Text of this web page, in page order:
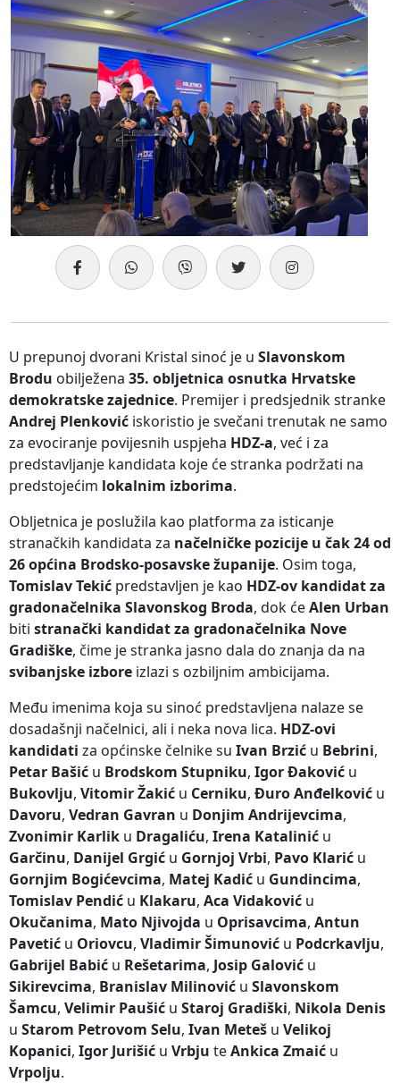
U prepunoj dvorani Kristal sinoć je u Slavonskom
Brodu obilježena 35. obljetnica osnutka Hrvatske
demokratske zajednice. Premijer i predsjednik stranke
Andrej Plenković iskoristio je svečani trenutak ne samo
za evociranje povijesnih uspjeha HDZ-a, već i za
predstavljanje kandidata koje će stranka podržati na
predstojećim lokalnim izborima.
Obljetnica je poslužila kao platforma za isticanje
stranačkih kandidata za načelničke pozicije u čak 24 od
26 općina Brodsko-posavske županije. Osim toga,
Tomislav Tekić predstavljen je kao HDZ-ov kandidat za
gradonačelnika Slavonskog Broda, dok ćeAlen Urban
biti stranački kandidat za gradonačelnika Nove
Gradiške, čime je stranka jasno dala do znanja da na
svibanjske izbore izlazi s ozbiljnim ambicijama.
Među imenima koja su sinoć predstavljena nalaze se
dosadašnji načelnici, ali i neka nova lica. HDZ-ovi
kandidati za općinske čelnike su Ivan Brzić u Bebrini,
Petar Bašić u Brodskom Stupniku, Igor Đaković u
Bukovlju, Vitomir Žakić u Cerniku, Đuro Anđelković u
Davoru, Vedran Gavran u Donjim Andrijevcima,
Zvonimir Karlik u Dragaliću, Irena Katalinić u
Garčinu, Danijel Grgić u Gornjoj Vrbi, Pavo Klarić u
Gornjim Bogićevcima, Matej Kadić u Gundincima,
Tomislav Pendić u Klakaru, Aca Vidaković u
Okučanima, Mato Njivojda u Oprisavcima, Antun
Pavetić u Oriovcu, Vladimir Šimunović u Podcrkavlju,
Gabrijel Babić u Rešetarima, Josip Galović u
Sikirevcima, Branislav Milinović u Slavonskom
Šamcu, Velimir Paušić u Staroj Gradiški, Nikola Denis
u Starom Petrovom Selu, Ivan Meteš u Velikoj
Kopanici, Igor Jurišić u Vrbju teAnkica Zmaić u
Vrpolju.